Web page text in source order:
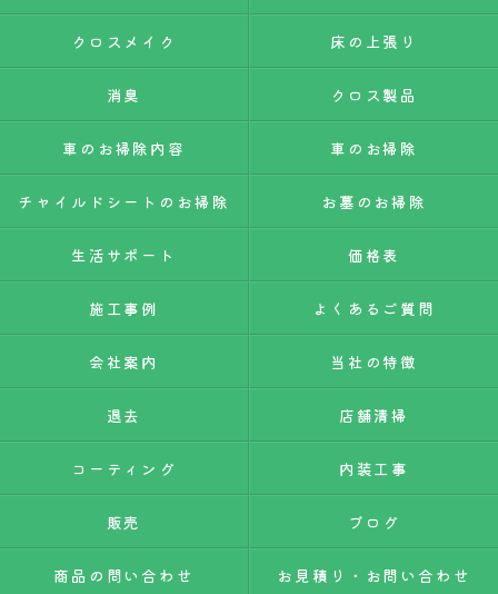
クロスメイク 床の上張り
消臭 クロス製品
車のお掃除内容 車のお掃除
チャイルドシートのお掃除 お墓のお掃除
生活サポート 価格表
施工事例 よくあるご質問
会社案内 当社の特徴
退去 店舗清掃
コーティング 内装工事
販売 ブログ
商品の問い合わせ お見積り・お問い合わせ